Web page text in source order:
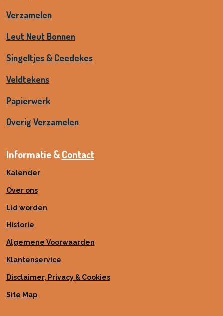
Verzamelen
Leut Neut Bonnen
Singeltjes & Ceedekes
Veldtekens
Papierwerk
Overig Verzamelen
Informatie &Contact
Kalender
Over ons
Lid worden
Historie
Algemene Voorwaarden
Klantenservice
Disclaimer, Privacy & Cookies
Site Map